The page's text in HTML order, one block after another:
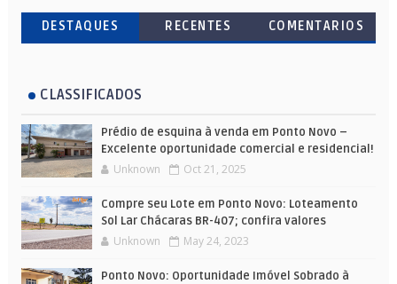
DESTAQUES RECENTES COMENTARIOS
CLASSIFICADOS
Prédio de esquina à venda em Ponto Novo –
Excelente oportunidade comercial e residencial!
Unknown Oct 21, 2025
Compre seu Lote em Ponto Novo: Loteamento
Sol Lar Chácaras BR-407; confira valores
Unknown May 24, 2023
Ponto Novo: Oportunidade Imóvel Sobrado à